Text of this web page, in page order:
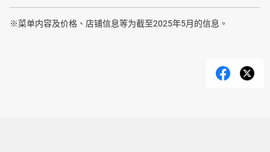
※菜单内容及价格、店铺信息等为截至2025年5月的信息。